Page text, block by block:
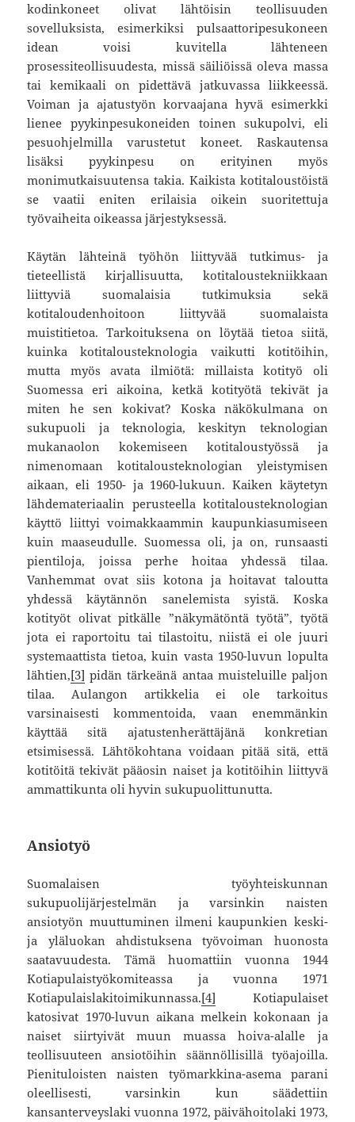
kodinkoneet olivat lähtöisin teollisuuden
sovelluksista, esimerkiksi pulsaattoripesukoneen
idean voisi kuvitella lähteneen
prosessiteollisuudesta, missä säiliöissä oleva massa
tai kemikaali on pidettävä jatkuvassa liikkeessä.
Voiman ja ajatustyön korvaajana hyvä esimerkki
lienee pyykinpesukoneiden toinen sukupolvi, eli
pesuohjelmilla varustetut koneet. Raskautensa
lisäksi pyykinpesu on erityinen myös
monimutkaisuutensa takia. Kaikista kotitaloustöistä
se vaatii eniten erilaisia oikein suoritettuja
työvaiheita oikeassa järjestyksessä.
Käytän lähteinä työhön liittyvää tutkimus- ja
tieteellistä kirjallisuutta, kotitaloustekniikkaan
liittyviä suomalaisia tutkimuksia sekä
kotitaloudenhoitoon liittyvää suomalaista
muistitietoa. Tarkoituksena on löytää tietoa siitä,
kuinka kotitalousteknologia vaikutti kotitöihin,
mutta myös avata ilmiötä: millaista kotityö oli
Suomessa eri aikoina, ketkä kotityötä tekivät ja
miten he sen kokivat? Koska näkökulmana on
sukupuoli ja teknologia, keskityn teknologian
mukanaolon kokemiseen kotitaloustyössä ja
nimenomaan kotitalousteknologian yleistymisen
aikaan, eli 1950- ja 1960-lukuun. Kaiken käytetyn
lähdemateriaalin perusteella kotitalousteknologian
käyttö liittyi voimakkaammin kaupunkiasumiseen
kuin maaseudulle. Suomessa oli, ja on, runsaasti
pientiloja, joissa perhe hoitaa yhdessä tilaa.
Vanhemmat ovat siis kotona ja hoitavat taloutta
yhdessä käytännön sanelemista syistä. Koska
kotityöt olivat pitkälle ”näkymätöntä työtä”, työtä
jota ei raportoitu tai tilastoitu, niistä ei ole juuri
systemaattista tietoa, kuin vasta 1950-luvun lopulta
lähtien,[3] pidän tärkeänä antaa muisteluille paljon
tilaa. Aulangon artikkelia ei ole tarkoitus
varsinaisesti kommentoida, vaan enemmänkin
käyttää sitä ajatustenherättäjänä konkretian
etsimisessä. Lähtökohtana voidaan pitää sitä, että
kotitöitä tekivät pääosin naiset ja kotitöihin liittyvä
ammattikunta oli hyvin sukupuolittunutta.
Ansiotyö
Suomalaisen työyhteiskunnan
sukupuolijärjestelmän ja varsinkin naisten
ansiotyön muuttuminen ilmeni kaupunkien keski-
ja yläluokan ahdistuksena työvoiman huonosta
saatavuudesta. Tämä huomattiin vuonna 1944
Kotiapulaistyökomiteassa ja vuonna 1971
Kotiapulaislakitoimikunnassa.[4] Kotiapulaiset
katosivat 1970-luvun aikana melkein kokonaan ja
naiset siirtyivät muun muassa hoiva-alalle ja
teollisuuteen ansiotöihin säännöllisillä työajoilla.
Pienituloisten naisten työmarkkina-asema parani
oleellisesti, varsinkin kun säädettiin
kansanterveyslaki vuonna 1972, päivähoitolaki 1973,